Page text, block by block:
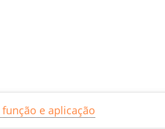
e aplicação